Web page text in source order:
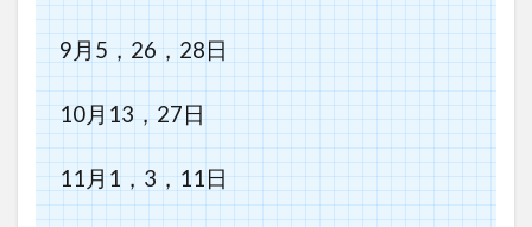
9月5，26，28日
10月13，27日
11月1，3，11日